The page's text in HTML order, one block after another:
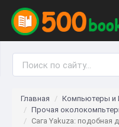
Главная
Компьютеры и
Прочая
Сага Yakuza: подобная